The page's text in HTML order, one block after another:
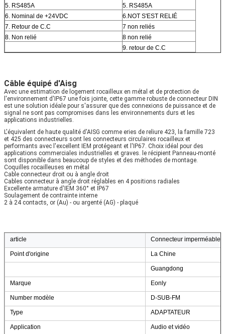
5. RS485A
5. RS485A
6. Nominal de +24VDC
6.NOT S'EST RELIÉ
7. Retour de C.C
7 non reliés
8. Non relié
8 non relié
9. retour de C.C
Câble équipé d'Aisg
Avec une estimation de logement rocailleux en métal et de protection de
l'environnement d'IP67 une fois jointe, cette gamme robuste de connecteur DIN
est une solution idéale pour s'assurer que des connexions de puissance et de
signal ne sont pas compromises dans les environnements durs et les
applications industrielles.
L'équivalent de haute qualité d'AISG comme eries de reliure 423, la famille 723
et 425 des connecteurs sont les connecteurs circulaires rocailleux et
performants avec l'excellent IEM protégeant et l'IP67. Choix idéal pour des
applications commerciales industrielles et graves. le récipient Panneau-monté
sont disponible dans beaucoup de styles et des méthodes de montage.
Coquilles rocailleuses en métal
Cable connecteur droit ou à angle droit
Cables connecteur à angle droit réglables en 4 positions radiales
Excellente armature d'IEM 360° et IP67
Soulagement de contrainte interne
2 à 24 contacts, or (Au) - ou argenté (AG) - plaqué
article Connecteur imperméable
Point d'origine La Chine
Guangdong
Marque Eonly
Number modèle D-SUB-FM
Type ADAPTATEUR
Application Audio et vidéo